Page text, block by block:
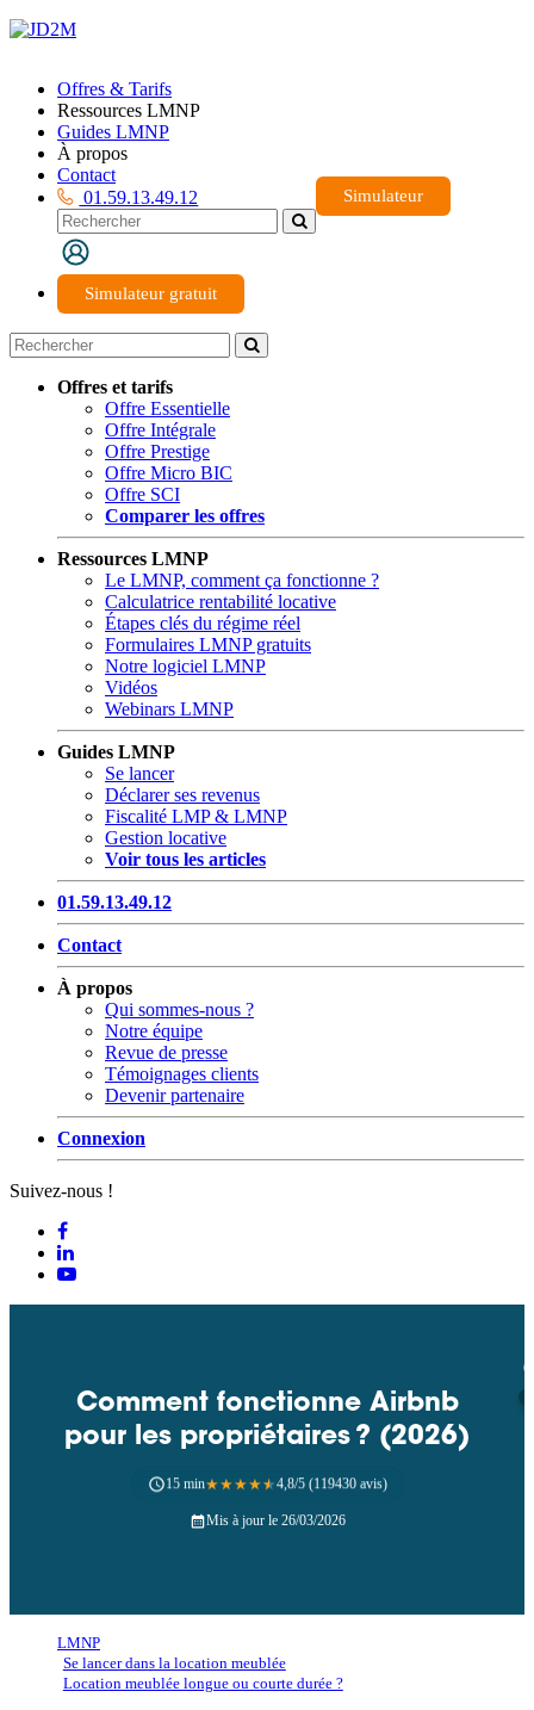
Offres & Tarifs
Ressources LMNP
Guides LMNP
À propos
Contact
01.59.13.49.12
Simulateur gratuit
Simulateur
Offres et tarifs
Offre Essentielle
Offre Intégrale
Offre Prestige
Offre Micro BIC
Offre SCI
Comparer les offres
Ressources LMNP
Le LMNP, comment ça fonctionne ?
Calculatrice rentabilité locative
Étapes clés du régime réel
Formulaires LMNP gratuits
Notre logiciel LMNP
Vidéos
Webinars LMNP
Guides LMNP
Se lancer
Déclarer ses revenus
Fiscalité LMP & LMNP
Gestion locative
Voir tous les articles
01.59.13.49.12
Contact
À propos
Qui sommes-nous ?
Notre équipe
Revue de presse
Témoignages clients
Devenir partenaire
Connexion
Suivez-nous !
Comment fonctionne Airbnb
pour les propriétaires ? (2026)
15 min★★★★★4,8/5 (119430 avis)
Mis à jour le 26/03/2026
LMNP
Se lancer dans la location meublée
Location meublée longue ou courte durée ?